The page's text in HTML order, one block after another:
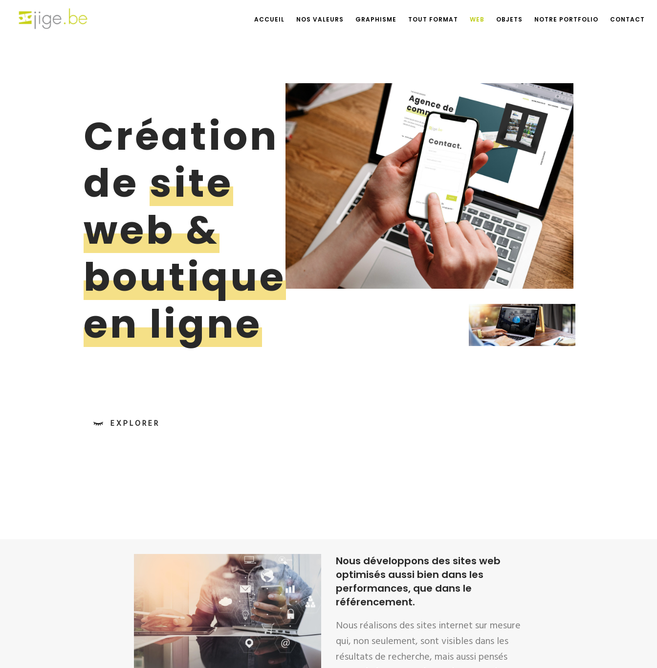
ACCUEIL NOS VALEURS GRAPHISME TOUT FORMAT WEB OBJETS NOTRE PORTFOLIO CONTACT
Création
de site
web &
boutique
en ligne
EXPLORER
Nous développons des sites web
optimisés aussi bien dans les
performances, que dans le
référencement.
Nous réalisons des sites internet sur mesure
qui, non seulement, sont visibles dans les
résultats de recherche, mais aussi pensés